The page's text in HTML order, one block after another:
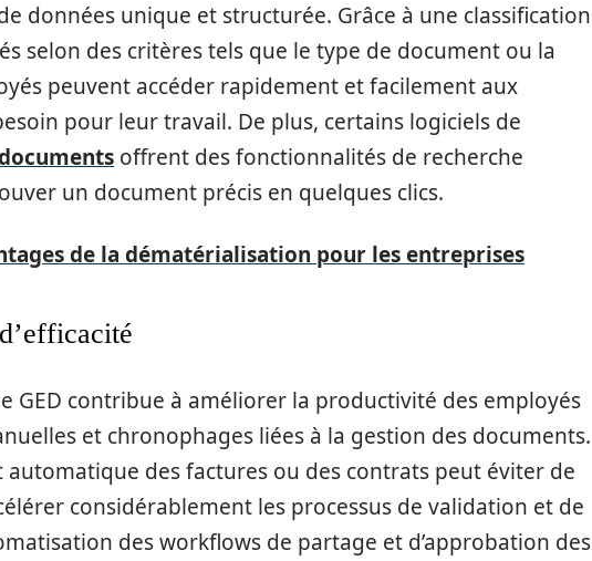
données unique et structurée. Grâce à une classification
selon des critères tels que le type de document ou la
peuvent accéder rapidement et facilement aux
pour leur travail. De plus, certains logiciels de
offrent des fonctionnalités de recherche
un document précis en quelques clics.
de la dématérialisation pour les entreprises
GED contribue à améliorer la productivité des employés
et chronophages liées à la gestion des documents.
des factures ou des contrats peut éviter de
considérablement les processus de validation et de
des workflows de partage et d’approbation des